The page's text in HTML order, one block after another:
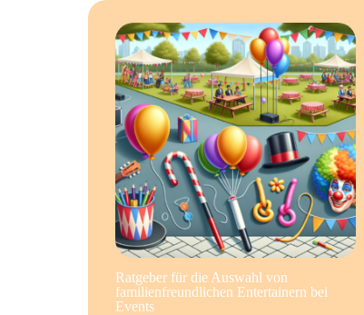
Ratgeber für die Auswahl von
familienfreundlichen Entertainern bei
Events